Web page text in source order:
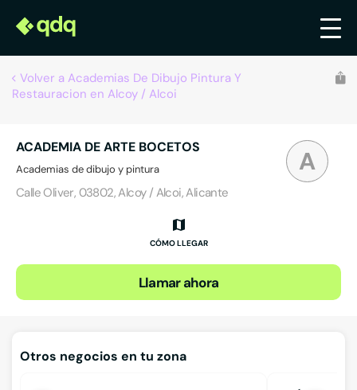
Volver a Academias De Dibujo Pintura Y
Restauracion en Alcoy / Alcoi
A
ACADEMIA DE ARTE BOCETOS
Academias de dibujo y pintura
Calle Oliver, 03802, Alcoy / Alcoi, Alicante
CÓMO LLEGAR
Llamar ahora
Otros negocios en tu zona